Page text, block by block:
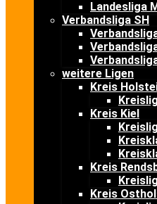
Landesliga
Verbandsliga SH
weitere Ligen
Kreis
Kreis Kiel
Kreis
Kreis